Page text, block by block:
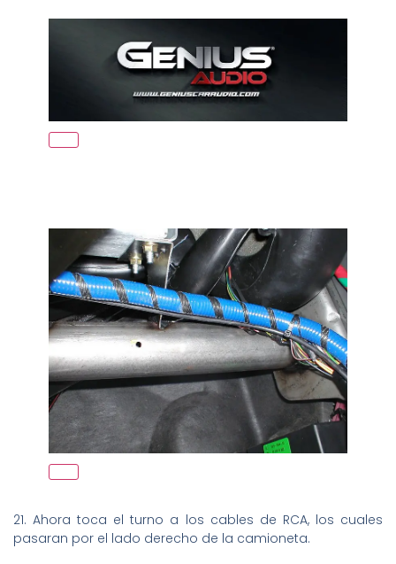
21. Ahora toca el turno a los cables de RCA, los cuales
pasaran por el lado derecho de la camioneta.